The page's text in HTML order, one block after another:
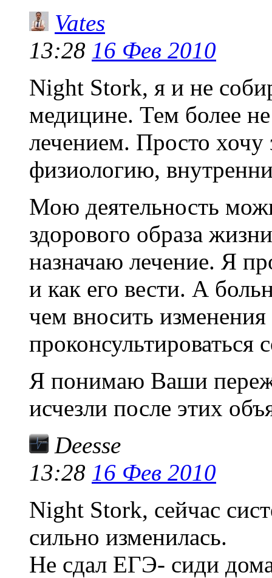
Vates
13:28 16 Фев 2010
Night Stork, я и не
медицине. Тем более
лечением. Просто
физиологию,
Мою деятельность
здорового образа
назначаю лечение. Я
и как его вести. А
чем вносить
Я понимаю Ваши
исчезли после этих
Deesse
13:28 16 Фев 2010
Night Stork, сейчас
сильно изменилась.
Не сдал ЕГЭ- сиди